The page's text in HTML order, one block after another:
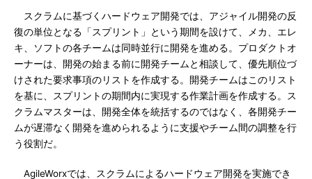
スクラムに基づくハードウェア開発では、アジャイル開発の反
復の単位となる「スプリント」という期間を設けて、メカ、エレ
キ、ソフトの各チームは同時並行に開発を進める。プロダクトオ
ーナーは、開発の始まる前に開発チームと相談して、優先順位づ
けされた要求事項のリストを作成する。開発チームはこのリスト
を基に、スプリントの期間内に実現する作業計画を作成する。ス
クラムマスターは、開発全体を統括するのではなく、各開発チー
ムが遅滞なく開発を進められるように支援やチーム間の調整を行
う役割だ。
AgileWorxでは、スクラムによるハードウェア開発を実施でき